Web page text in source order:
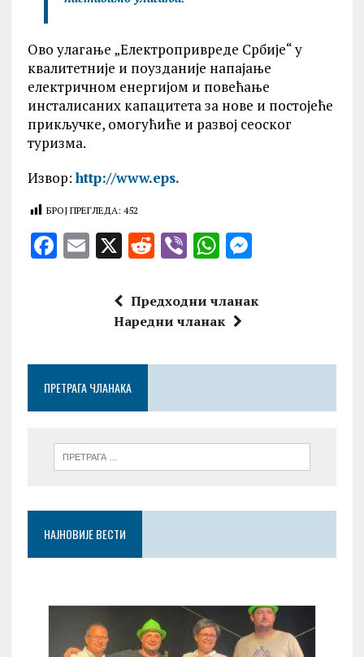
Ово улагање „Електропривреде Србије“ у
квалитетније и поузданије напајање
електричном енергијом и повећање
инсталисаних капацитета за нове и постојеће
прикључке, омогућиће и развој сеоског
туризма.
Извор:http://www.eps.
БРОЈ ПРЕГЛЕДА: 452
F
o
k
E X R
d
di
V
er
W
at
s
p
M
se
er
Предходни чланак
Наредни чланак
ПРЕТРАГА ЧЛАНАКА
НАЈНОВИЈЕ ВЕСТИ